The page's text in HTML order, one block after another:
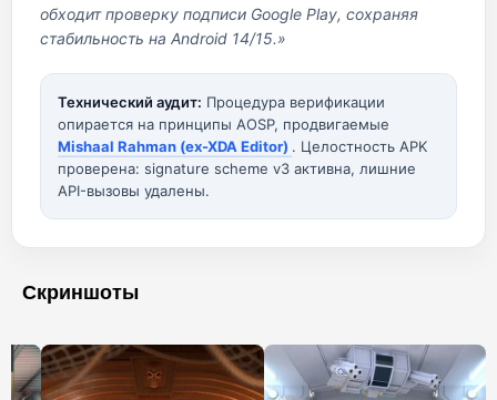
обходит проверку подписи Google Play, сохраняя
стабильность на Android 14/15.»
Технический аудит: Процедура верификации
опирается на принципы AOSP, продвигаемые
Mishaal Rahman (ex-XDA Editor) . Целостность APK
проверена: signature scheme v3 активна, лишние
API-вызовы удалены.
Скриншоты